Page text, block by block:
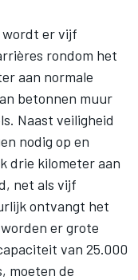
wordt er vijf
rondom het
aan normale
betonnen muur
Naast veiligheid
nodig op en
drie kilometer aan
net als vijf
ontvangt het
er grote
van 25.000
moeten de